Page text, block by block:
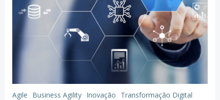
Agile Business Agility Inovação Transformação Digital